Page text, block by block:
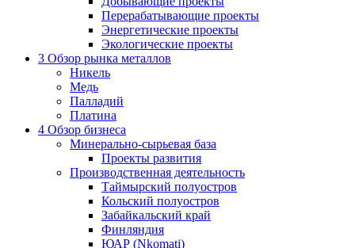
Перерабатывающие проекты
Энергетические проекты
Экологические проекты
3 Обзор рынка металлов
Никель
Медь
Палладий
Платина
4 Обзор бизнеса
Минерально-сырьевая база
Проекты развития
Производственная деятельность
Таймырский полуостров
Кольский полуостров
Забайкальский край
Финляндия
ЮАР (Nkomati)